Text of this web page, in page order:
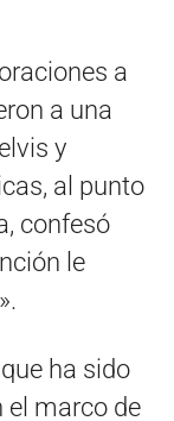
a
a una
y
al punto
confesó
le
ha sido
el marco de